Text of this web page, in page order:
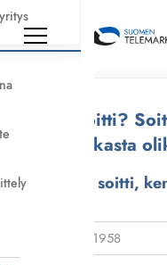
Kuka soitti?
tarkasta
Kuka soitti,